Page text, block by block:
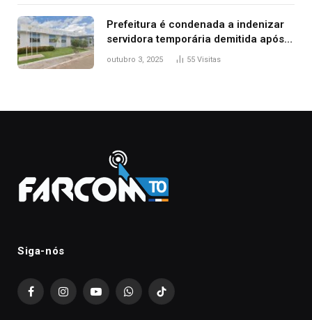
Prefeitura é condenada a indenizar
servidora temporária demitida após
nascimento da filha
outubro 3, 2025 55 Visitas
Siga-nós
FacebookInstagramYouTubeWhatsAppTikTok